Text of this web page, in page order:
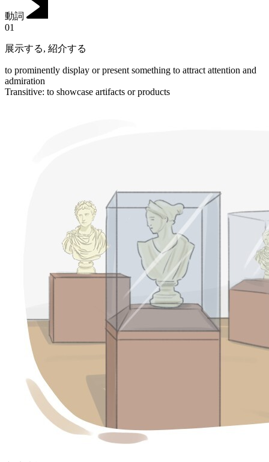
動詞
01
展示する, 紹介する
to prominently display or present something to attract attention and
admiration
Transitive: to showcase artifacts or products